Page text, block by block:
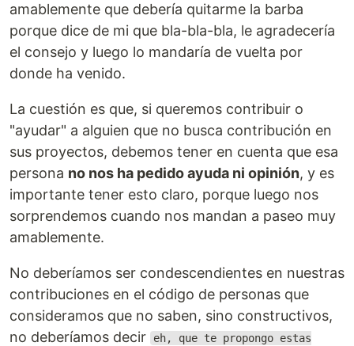
amablemente que debería quitarme la barba
porque dice de mi que bla-bla-bla, le agradecería
el consejo y luego lo mandaría de vuelta por
donde ha venido.
La cuestión es que, si queremos contribuir o
"ayudar" a alguien que no busca contribución en
sus proyectos, debemos tener en cuenta que esa
persona no nos ha pedido ayuda ni opinión, y es
importante tener esto claro, porque luego nos
sorprendemos cuando nos mandan a paseo muy
amablemente.
No deberíamos ser condescendientes en nuestras
contribuciones en el código de personas que
consideramos que no saben, sino constructivos,
no deberíamos decir
eh, que te propongo estas